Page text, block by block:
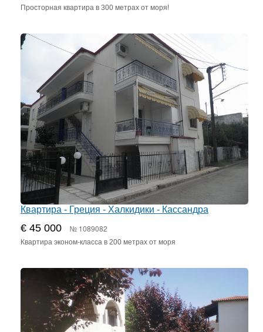
Просторная квартира в 300 метрах от моря!
Квартира - Греция - Халкидики - Кассандра
€ 45 000 № 1089082
Квартира эконом-класса в 200 метрах от моря